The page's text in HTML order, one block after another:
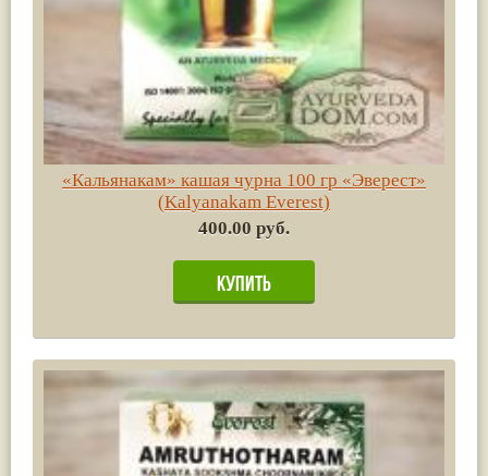
«Кальянакам» кашая чурна 100 гр «Эверест»
(Kalyanakam Everest)
400.00 руб.